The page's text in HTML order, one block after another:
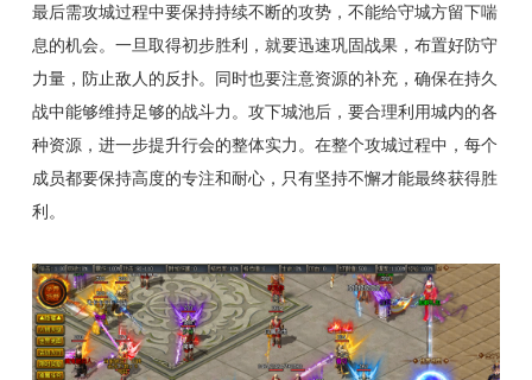
最后需攻城过程中要保持持续不断的攻势，不能给守城方留下喘
息的机会。一旦取得初步胜利，就要迅速巩固战果，布置好防守
力量，防止敌人的反扑。同时也要注意资源的补充，确保在持久
战中能够维持足够的战斗力。攻下城池后，要合理利用城内的各
种资源，进一步提升行会的整体实力。在整个攻城过程中，每个
成员都要保持高度的专注和耐心，只有坚持不懈才能最终获得胜
利。